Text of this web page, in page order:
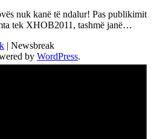
nuk kanë të ndalur! Pas publikimit
tek XHOB2011, tashmë janë…
| Newsbreak
by WordPress.